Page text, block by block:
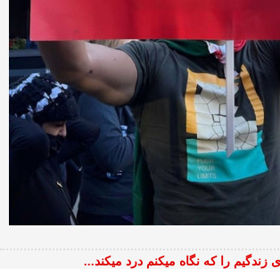
زندگیم را که نگاه میکنم درد میکند...